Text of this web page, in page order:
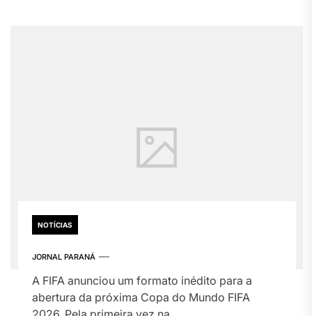
NOTÍCIAS
JORNAL PARANÁ
A FIFA anunciou um formato inédito para a
abertura da próxima Copa do Mundo FIFA